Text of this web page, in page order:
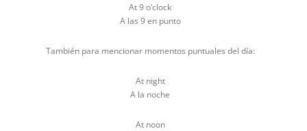
At 9 o’clock
A las 9 en punto
También para mencionar momentos puntuales del día:
At night
A la noche
At noon